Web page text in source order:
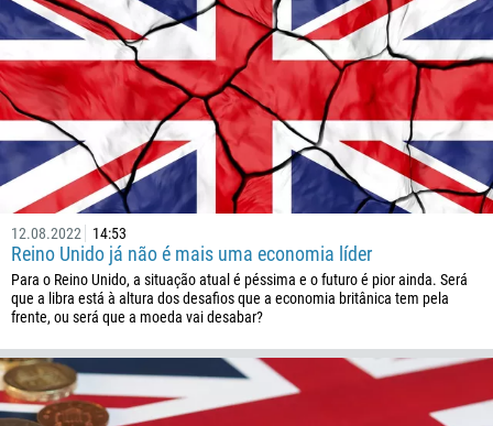
12.08.2022 14:53
Reino Unido já não é mais uma economia líder
Para o Reino Unido, a situação atual é péssima e o futuro é pior ainda. Será
que a libra está à altura dos desafios que a economia britânica tem pela
frente, ou será que a moeda vai desabar?